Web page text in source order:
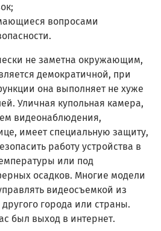
вопросами
не заметна окружающим,
демократичной, при
она выполняет не хуже
Уличная купольная камера,
видеонаблюдения,
имеет специальную защиту,
работу устройства в
или под
осадков. Многие модели
видеосъемкой из
города или страны.
был выход в интернет.